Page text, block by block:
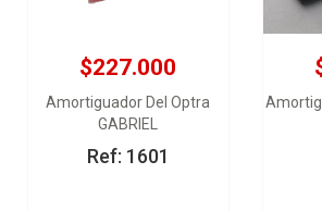
$227.000
Amortiguador Del Optra
GABRIEL
Ref: 1601
$226.000
Amortiguador Tras Der
Optra